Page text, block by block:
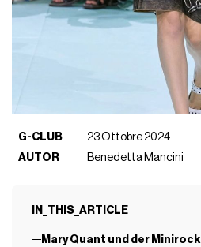
G-CLUB
23 Ottobre 2024
AUTOR
Benedetta Mancini
IN_THIS_ARTICLE
Mary Quant und der Minirock